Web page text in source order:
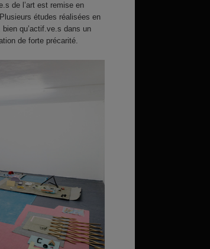
de l’art est remise en
études réalisées en
qu’actif.ve.s dans un
de forte précarité.